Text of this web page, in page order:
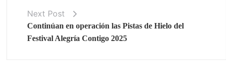
Next Post
Continúan en operación las Pistas de Hielo del
Festival Alegría Contigo 2025